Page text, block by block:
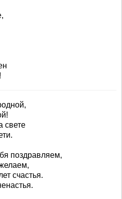
свете
поздравляем,
счастья.